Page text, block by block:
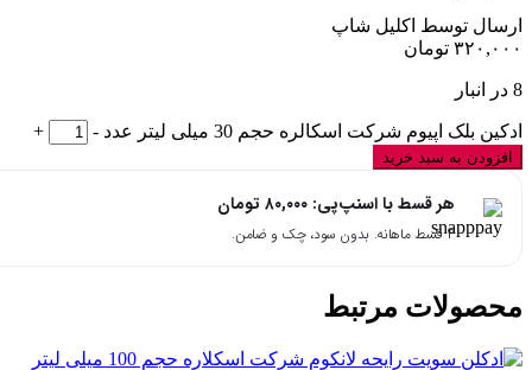
ارسال توسط اکلیل شاپ
۳۲۰,۰۰۰ تومان
8 در انبار
ادکین بلک اپیوم شرکت اسکالره حجم 30 میلی لیتر عدد -
+
افزودن به سبد خرید
هر قسط با اسنپ‌پی: ۸۰,۰۰۰ تومان
۴ قسط ماهانه. بدون سود، چک و ضامن.
محصولات مرتبط